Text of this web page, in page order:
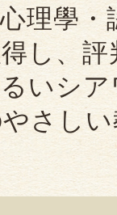
理學
し、
いシ
さし